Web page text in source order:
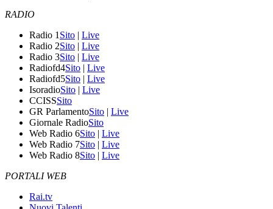
RADIO
Radio 1 Sito | Live
Radio 2Sito | Live
Radio 3Sito | Live
Radiofd4Sito | Live
Radiofd5Sito | Live
IsoradioSito | Live
CCISSSito
GR ParlamentoSito | Live
Giornale RadioSito
Web Radio 6Sito | Live
Web Radio 7Sito | Live
Web Radio 8Sito | Live
PORTALI WEB
Rai.tv